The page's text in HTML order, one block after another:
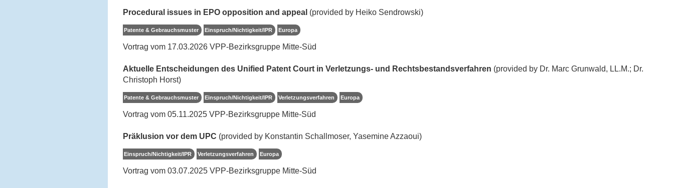
Procedural issues in EPO opposition and appeal (provided by Heiko Sendrowski)
Patente & Gebrauchsmuster Einspruch/Nichtigkeit/IPR Europa
Vortrag vom 17.03.2026 VPP-Bezirksgruppe Mitte-Süd
Aktuelle Entscheidungen des Unified Patent Court in Verletzungs- und Rechtsbestandsverfahren (provided by Dr. Marc Grunwald, LL.M.; Dr.
Christoph Horst)
Patente & Gebrauchsmuster Einspruch/Nichtigkeit/IPR Verletzungsverfahren Europa
Vortrag vom 05.11.2025 VPP-Bezirksgruppe Mitte-Süd
Präklusion vor dem UPC (provided by Konstantin Schallmoser, Yasemine Azzaoui)
Einspruch/Nichtigkeit/IPR Verletzungsverfahren Europa
Vortrag vom 03.07.2025 VPP-Bezirksgruppe Mitte-Süd